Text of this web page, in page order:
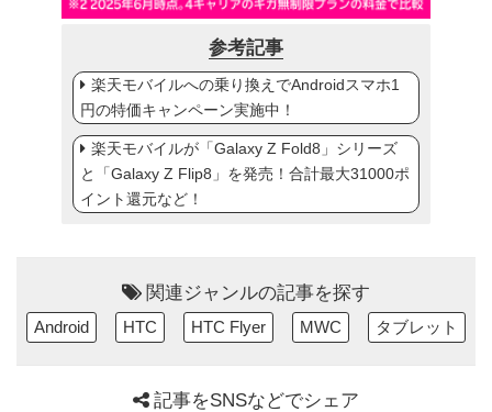
参考記事
楽天モバイルへの乗り換えでAndroidスマホ1
円の特価キャンペーン実施中！
楽天モバイルが「Galaxy Z Fold8」シリーズ
と「Galaxy Z Flip8」を発売！合計最大31000ポ
イント還元など！
関連ジャンルの記事を探す
Android HTC HTC Flyer MWC タブレット
記事をSNSなどでシェア